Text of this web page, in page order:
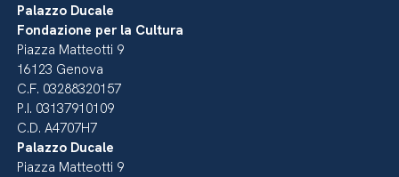
Palazzo Ducale
Fondazione per la Cultura
Piazza Matteotti 9
16123 Genova
C.F. 03288320157
P.I. 03137910109
C.D. A4707H7
Palazzo Ducale
Piazza Matteotti 9